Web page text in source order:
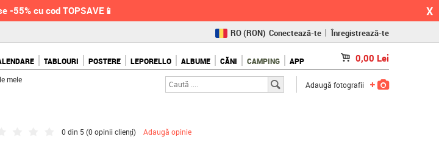
-55% cu cod TOPSAVE📱 X
(KČ)
SK(€)
RO(RON) Conectează-te Înregistrează-te
TABLOURI POSTERE LEPORELLO ALBUME CĂNI CAMPING APP 0,00 Lei
mele
Adaugă fotografii
0 din 5 (0 opinii clienți) Adaugă opinie